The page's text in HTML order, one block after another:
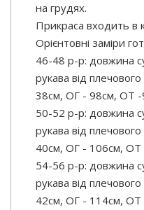
на грудях.
Прикраса входить в
Орієнтовні заміри
46-48 р-р: довжина
рукава від
38см, ОГ - 98см, ОТ -
50-52 р-р: довжина
рукава від
40см, ОГ - 106см, ОТ
54-56 р-р: довжина
рукава від
42см, ОГ - 114см, ОТ